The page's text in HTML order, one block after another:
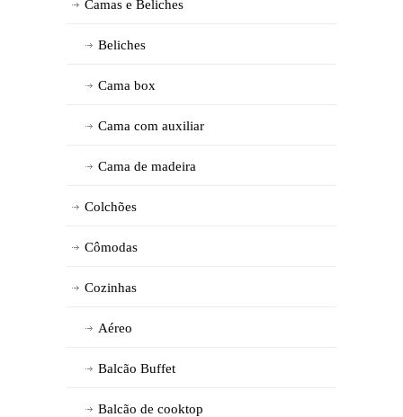
Camas e Beliches
Beliches
Cama box
Cama com auxiliar
Cama de madeira
Colchões
Cômodas
Cozinhas
Aéreo
Balcão Buffet
Balcão de cooktop